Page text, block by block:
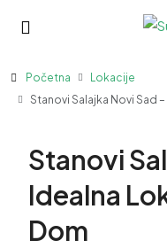
Početna
Lokacije
Stanovi Salajka Novi Sad
Stanovi
Idealna
Dom